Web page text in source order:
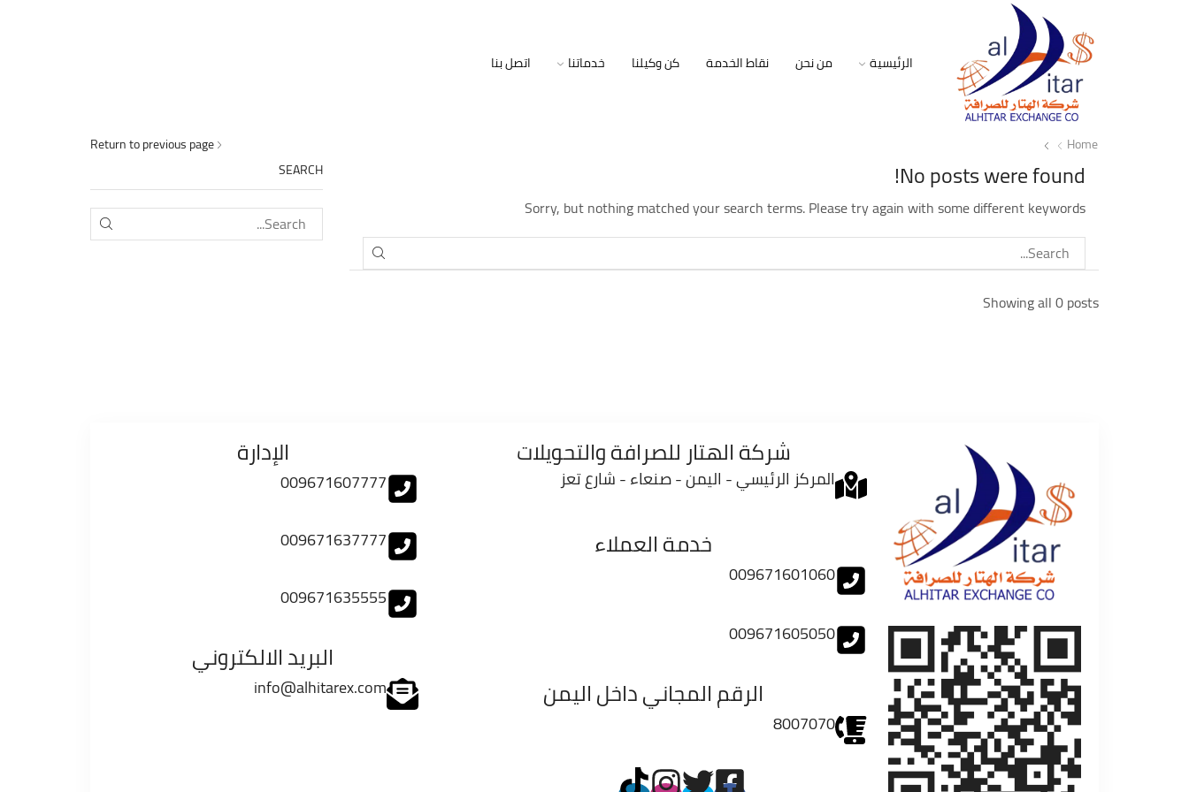
الرئيسية من نحن نقاط الخدمة كن وكيلنا خدماتنا اتصل بنا
Return to previous page Home
No posts were found!
Sorry, but nothing matched your search terms. Please try again with some different keywords
SEARCH
Showing all 0 posts
SEARCH
SEARCH
شركة الهتار للصرافة والتحويلات
المركز الرئيسي - اليمن - صنعاء - شارع تعز
خدمة العملاء
009671601060
009671605050
الرقم المجاني داخل اليمن
8007070
الإدارة
009671607777
009671637777
009671635555
البريد الالكتروني
info@alhitarex.com